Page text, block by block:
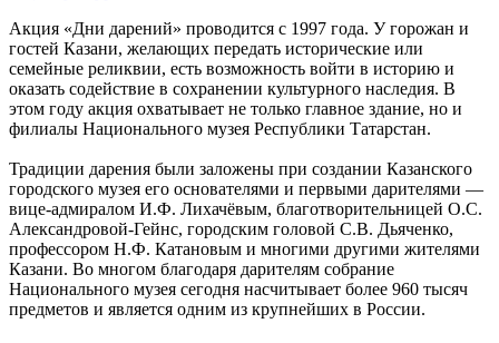
Акция «Дни дарений» проводится с 1997 года. У горожан и
гостей Казани, желающих передать исторические или
семейные реликвии, есть возможность войти в историю и
оказать содействие в сохранении культурного наследия. В
этом году акция охватывает не только главное здание, но и
филиалы Национального музея Республики Татарстан.
Традиции дарения были заложены при создании Казанского
городского музея его основателями и первыми дарителями —
вице-адмиралом И.Ф. Лихачёвым, благотворительницей О.С.
Александровой-Гейнс, городским головой С.В. Дьяченко,
профессором Н.Ф. Катановым и многими другими жителями
Казани. Во многом благодаря дарителям собрание
Национального музея сегодня насчитывает более 960 тысяч
предметов и является одним из крупнейших в России.